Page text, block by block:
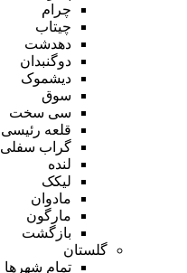
چرام
چیتاب
دهدشت
دوگنبدان
دیشموک
سوق
سی سخت
قلعه رئیسی
گراب سفلی
لنده
لیکک
مادوان
مارگون
بازگشت
گلستان
تمام شهر‌ها